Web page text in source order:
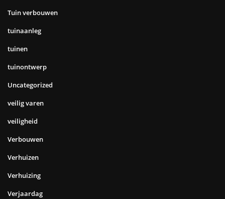
Tuin verbouwen
tuinaanleg
tuinen
tuinontwerp
Uncategorized
veilig varen
veiligheid
Verbouwen
Verhuizen
Verhuizing
Verjaardag